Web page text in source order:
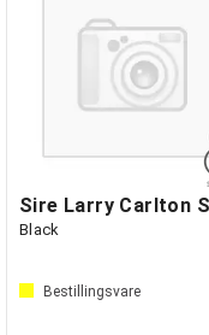
Black
Bestillingsvare